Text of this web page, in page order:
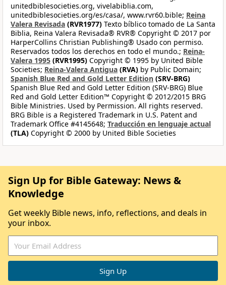
unitedbiblesocieties.org, vivelabiblia.com,
unitedbiblesocieties.org/es/casa/, www.rvr60.bible; Reina
Valera Revisada (RVR1977) Texto bíblico tomado de La Santa
Biblia, Reina Valera Revisada® RVR® Copyright © 2017 por
HarperCollins Christian Publishing® Usado con permiso.
Reservados todos los derechos en todo el mundo.; Reina-
Valera 1995 (RVR1995) Copyright © 1995 by United Bible
Societies; Reina-Valera Antigua (RVA) by Public Domain;
Spanish Blue Red and Gold Letter Edition (SRV-BRG)
Spanish Blue Red and Gold Letter Edition (SRV-BRG) Blue
Red and Gold Letter Edition™ Copyright © 2012/2015 BRG
Bible Ministries. Used by Permission. All rights reserved.
BRG Bible is a Registered Trademark in U.S. Patent and
Trademark Office #4145648; Traducción en lenguaje actual
(TLA) Copyright © 2000 by United Bible Societies
Sign Up for Bible Gateway: News &
Knowledge
Get weekly Bible news, info, reflections, and deals in
your inbox.